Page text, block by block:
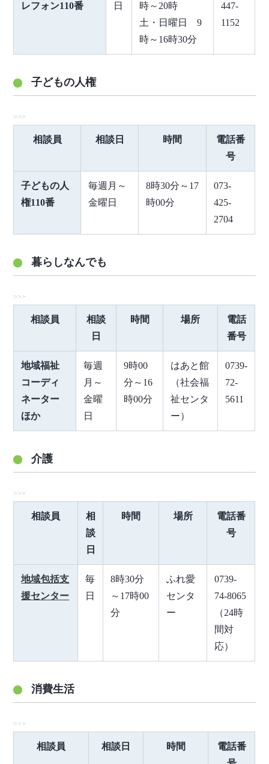
レフォン110番
日
時～20時
土・日曜日 9
時～16時30分
447-
1152
子どもの人権
相談員 相談日 時間
電話番
号
子どもの人
権110番
毎週月～
金曜日
8時30分～17
時00分
073-
425-
2704
暮らしなんでも
相談員
相談
日
時間 場所
電話
番号
地域福祉
コーディ
ネーター
ほか
毎週
月～
金曜
日
9時00
分～16
時00分
はあと館
（社会福
祉センタ
ー）
0739-
72-
5611
介護
相談員
相
談
日
時間 場所
電話番
号
地域包括支
援センター
毎
日
8時30分
～17時00
分
ふれ愛
センタ
ー
0739-
74-8065
（24時
間対
応）
消費生活
相談員 相談日 時間
電話番